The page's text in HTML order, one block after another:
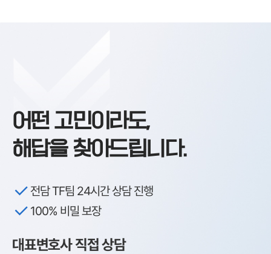
어떤 고민이라도,
해답을 찾아드립니다.
전담 TF팀 24시간 상담 진행
100% 비밀 보장
대표변호사 직접 상담